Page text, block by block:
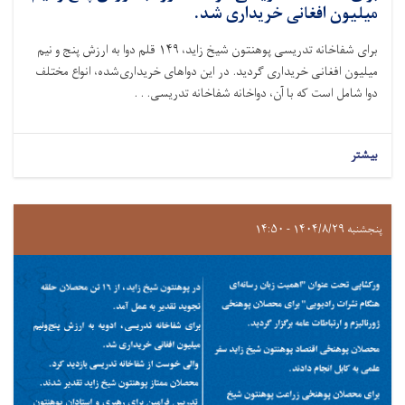
میلیون افغانی خریداری شد.
برای شفاخانه تدریسی پوهنتون شیخ زاید، ۱۴۹ قلم دوا به ارزش پنج و نیم
میلیون افغانی خریداری گردید. در این دواهای خریداری‌شده، انواع مختلف
دوا شامل است که با آن، دواخانه شفاخانه تدریسی. . .
بیشتر
پنجشنبه ۱۴۰۴/۸/۲۹ - ۱۴:۵۰